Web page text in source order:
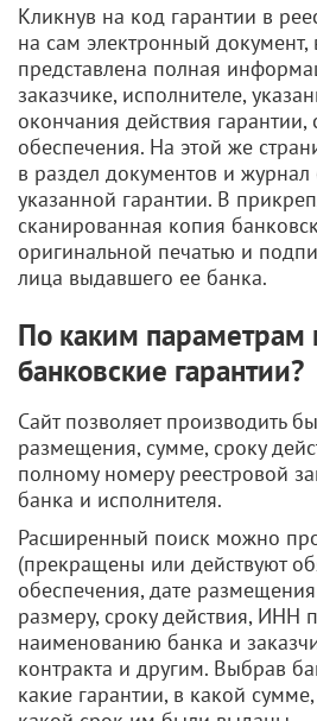
Кликнув на код гарантии в
на сам электронный документ,
представлена полная
заказчике, исполнителе,
окончания действия
обеспечения. На этой же
в раздел документов и
указанной гарантии. В
сканированная копия
оригинальной печатью и
лица выдавшего ее банка.
По каким параметрам
банковские гарантии?
Сайт позволяет производить
размещения, сумме, сроку
полному номеру реестровой
банка и исполнителя.
Расширенный поиск можно
(прекращены или действуют
обеспечения, дате
размеру, сроку действия, ИНН
наименованию банка и
контракта и другим. Выбрав
какие гарантии, в какой